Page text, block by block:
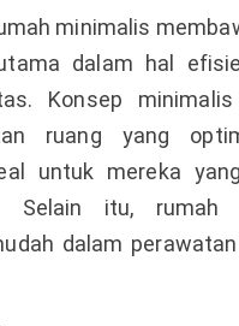
minimalis
dalam hal
Konsep
ruang yang
untuk mereka
Selain itu, rumah
dalam